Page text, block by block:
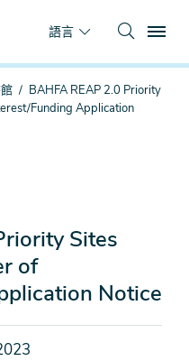
語言
BAHFA REAP 2.0 Priority
Funding Application
Sites
of
Notice